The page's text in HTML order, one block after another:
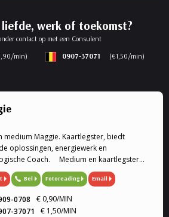
liefde, werk of toekomst?
contact op met een Consulent
min) 0907-37071 (€1,50/min)
medium Maggie. Kaartlegster, biedt
oplossingen, energiewerk en
Coach. Medium en kaartlegster
(heldervoelend, helderwetend,
energiewerk) zet ik graag in om
Bel Fotoreading Email
0708
€ 0,90/MIN
37071
€ 1,50/MIN